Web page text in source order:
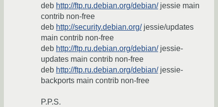
deb http://ftp.ru.debian.org/debian/jessie main
contrib non-free
deb http://security.debian.org/jessie/updates
main contrib non-free
deb http://ftp.ru.debian.org/debian/jessie-
updates main contrib non-free
deb http://ftp.ru.debian.org/debian/jessie-
backports main contrib non-free
P.P.S.